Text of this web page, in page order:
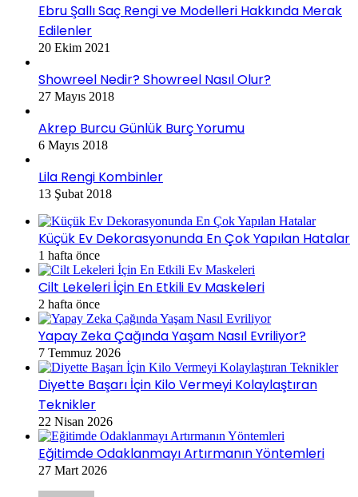
Ebru Şallı Saç Rengi ve Modelleri Hakkında Merak
Edilenler
20 Ekim 2021
Showreel Nedir? Showreel Nasıl Olur?
27 Mayıs 2018
Akrep Burcu Günlük Burç Yorumu
6 Mayıs 2018
Lila Rengi Kombinler
13 Şubat 2018
Küçük Ev Dekorasyonunda En Çok Yapılan Hatalar
1 hafta önce
Cilt Lekeleri İçin En Etkili Ev Maskeleri
2 hafta önce
Yapay Zeka Çağında Yaşam Nasıl Evriliyor?
7 Temmuz 2026
Diyette Başarı İçin Kilo Vermeyi Kolaylaştıran
Teknikler
22 Nisan 2026
Eğitimde Odaklanmayı Artırmanın Yöntemleri
27 Mart 2026